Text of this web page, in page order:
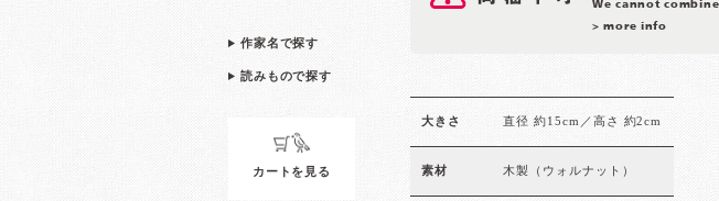
作家名で探す
読みもので探す
カートを見る
We cannot
> more info
大きさ 直径 約15cm／高さ 約2cm
素材 木製（ウォルナット）